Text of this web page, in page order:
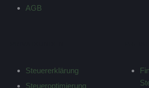
AGB
Steuererklärung
Steueroptimierung